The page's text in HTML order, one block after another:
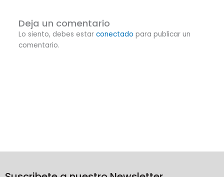
Deja un comentario
Lo siento, debes estar conectado para publicar un
comentario.